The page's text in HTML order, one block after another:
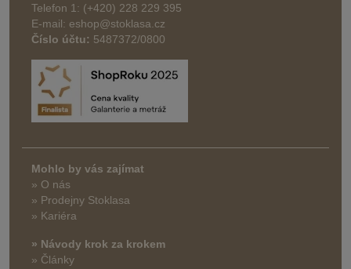
Telefon 1: (+420) 228 229 395
E-mail: eshop@stoklasa.cz
Číslo účtu: 5487372/0800
Mohlo by vás zajímat
» O nás
» Prodejny Stoklasa
» Kariéra
» Návody krok za krokem
» Články